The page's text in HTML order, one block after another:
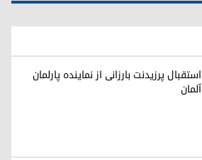
استقبال پرزیدنت بارزانی از نماینده پارلمان
آلمان